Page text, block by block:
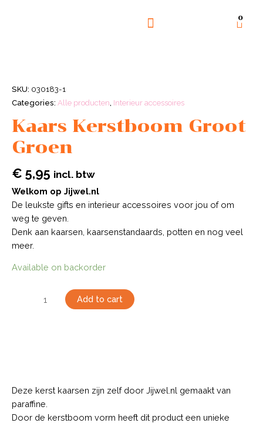
0
SKU: 030183-1
Categories: Alle producten Interieur accessoires
Kaars Kerstboom Groot
Groen
€ 5,95 incl. btw
Welkom op Jijwel.nl
De leukste gifts en interieur accessoires voor jou of om
weg te geven.
Denk aan kaarsen, kaarsenstandaards, potten en nog veel
meer.
Available on backorder
Add to cart
Deze kerst kaarsen zijn zelf door Jijwel.nl gemaakt van
paraffine.
Door de kerstboom vorm heeft dit product een unieke